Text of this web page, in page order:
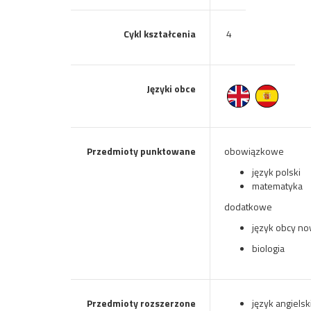
Cykl kształcenia 4
Języki obce
Przedmioty punktowane
obowiązkowe
język polski
matematyka
dodatkowe
język obcy
biologia
Przedmioty rozszerzone
język angielski